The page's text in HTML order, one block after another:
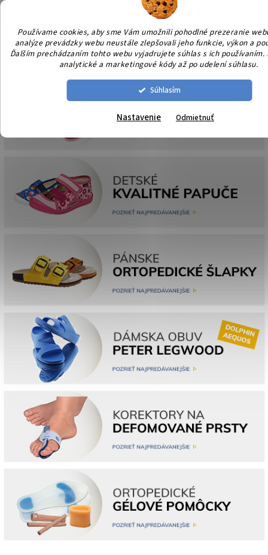
Používame cookies, aby sme Vám umožnili pohodlné prezeranie
analýze prevádzky webu neustále zlepšovali jeho funkcie, výkon a
Ďalším prechádzaním tohto webu vyjadrujete súhlas s ich
analytické a marketingové kódy až po udelení súhlasu.
Súhlasím
Nastavenie Odmietnuť
Prejsť
obsah